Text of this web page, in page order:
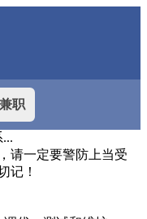
职
请一定要警防上当受
记！